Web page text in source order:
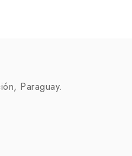
Paraguay.